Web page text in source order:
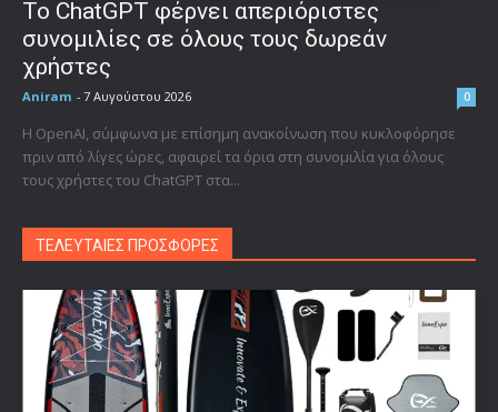
Το ChatGPT φέρνει απεριόριστες
συνομιλίες σε όλους τους δωρεάν
χρήστες
Aniram - 7 Αυγούστου 2026 0
Η OpenAI, σύμφωνα με επίσημη ανακοίνωση που κυκλοφόρησε
πριν από λίγες ώρες, αφαιρεί τα όρια στη συνομιλία για όλους
τους χρήστες του ChatGPT στα...
ΤΕΛΕΥΤΑΙΕΣ ΠΡΟΣΦΟΡΕΣ